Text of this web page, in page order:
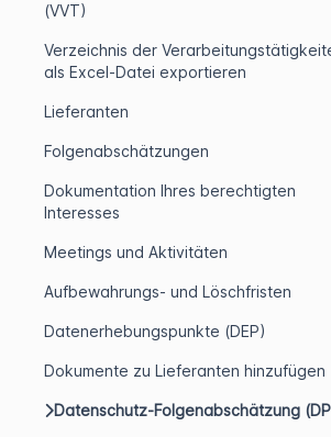
(VVT)
Verzeichnis der
als Excel-Datei exportieren
Lieferanten
Folgenabschätzungen
Dokumentation Ihres berechtigten
Interesses
Meetings und Aktivitäten
Aufbewahrungs- und Löschfristen
Datenerhebungspunkte (DEP)
Dokumente zu Lieferanten hinzufügen
Datenschutz-Folgenabschätzung